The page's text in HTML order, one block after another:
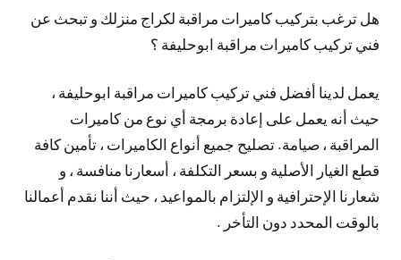
هل ترغب بتركيب كاميرات مراقبة لكراج منزلك و تبحث عن
فني تركيب كاميرات مراقبة ابوحليفة ؟
يعمل لدينا أفضل فني تركيب كاميرات مراقبة ابوحليفة ،
حيث أنه يعمل على إعادة برمجة أي نوع من كاميرات
المراقبة ، صيامة. تصليح جميع أنواع الكاميرات ، تأمين كافة
قطع الغيار الأصلية و بسعر التكلفة ، أسعارنا منافسة ، و
شعارنا الإحترافية و الإلتزام بالمواعيد ، حيث أننا نقدم أعمالنا
بالوقت المحدد دون التأخر .